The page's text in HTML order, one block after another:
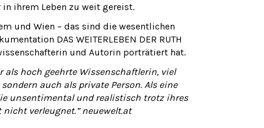
ihrem Leben zu weit gereist.
und Wien – das sind die wesentlichen
DAS WEITERLEBEN DER RUTH
und Autorin porträtiert hat.
hoch geehrte Wissenschaftlerin, viel
auch als private Person. Als eine
unsentimental und realistisch trotz ihres
verleugnet.” neuewelt.at